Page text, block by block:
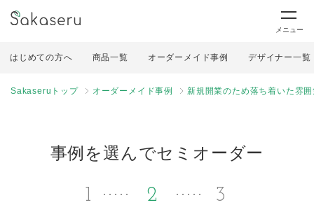
メニュー
はじめての方へ 商品一覧 オーダーメイド事例 デザイナー一覧
Sakaseruトップ オーダーメイド事例 新規開業のため落ち着いた雰
事例を選んでセミオーダー
1 2 3